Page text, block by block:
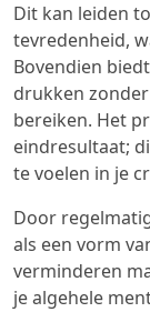
Dit kan leiden
tevredenheid,
Bovendien
drukken
bereiken. Het
eindresultaat;
te voelen in je
Door
als een vorm
verminderen
je algehele